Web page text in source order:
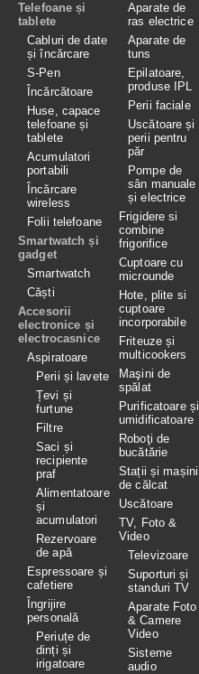
Telefoane și
tablete
Cabluri de date
și încărcare
S-Pen
Încărcătoare
Huse, capace
telefoane și
tablete
Acumulatori
portabili
Încărcare
wireless
Folii telefoane
Smartwatch și
gadget
Smartwatch
Căști
Accesorii
electronice și
electrocasnice
Aspiratoare
Perii și lavete
Țevi și
furtune
Filtre
Saci și
recipiente
praf
Alimentatoare
și
acumulatori
Rezervoare
de apă
Espressoare și
cafetiere
Îngrijire
personală
Periuțe de
dinți și
irigatoare
Aparate de
ras electrice
Aparate de
tuns
Epilatoare,
produse IPL
Perii faciale
Uscătoare și
perii pentru
păr
Pompe de
sân manuale
și electrice
Frigidere si
combine
frigorifice
Cuptoare cu
microunde
Hote, plite si
cuptoare
incorporabile
Friteuze și
multicookers
Maşini de
spălat
Purificatoare și
umidificatoare
Roboţi de
bucătărie
Stații și mașini
de călcat
Uscătoare
TV, Foto &
Video
Televizoare
Suporturi și
standuri TV
Aparate Foto
& Camere
Video
Sisteme
audio